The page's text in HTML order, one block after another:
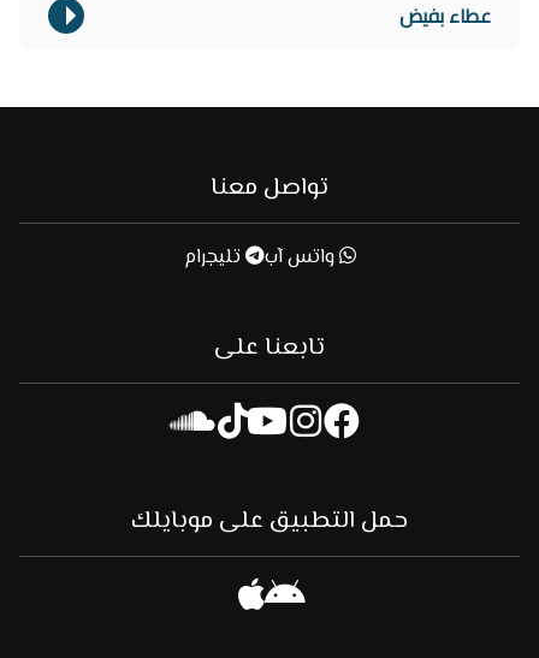
عطاء بفيض
تواصل معنا
واتس آب تليجرام
تابعنا على
حمل التطبيق على موبايلك